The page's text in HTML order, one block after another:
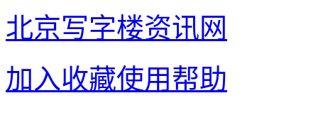
北京写字楼资讯网
加入收藏使用帮助